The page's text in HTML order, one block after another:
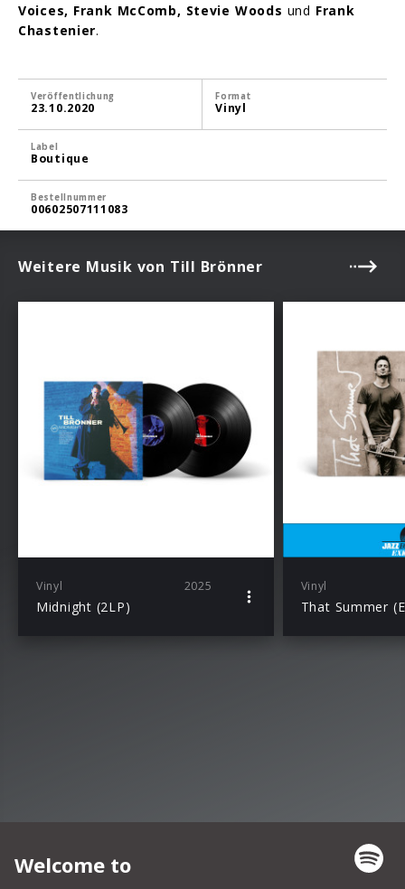
Voices, Frank McComb, Stevie Woods und Frank
Chastenier.
Veröffentlichung
23.10.2020
Format
Vinyl
Label
Boutique
Bestellnummer
00602507111083
Weitere Musik von Till Brönner
Vinyl 2025
Midnight (2LP)
Vinyl